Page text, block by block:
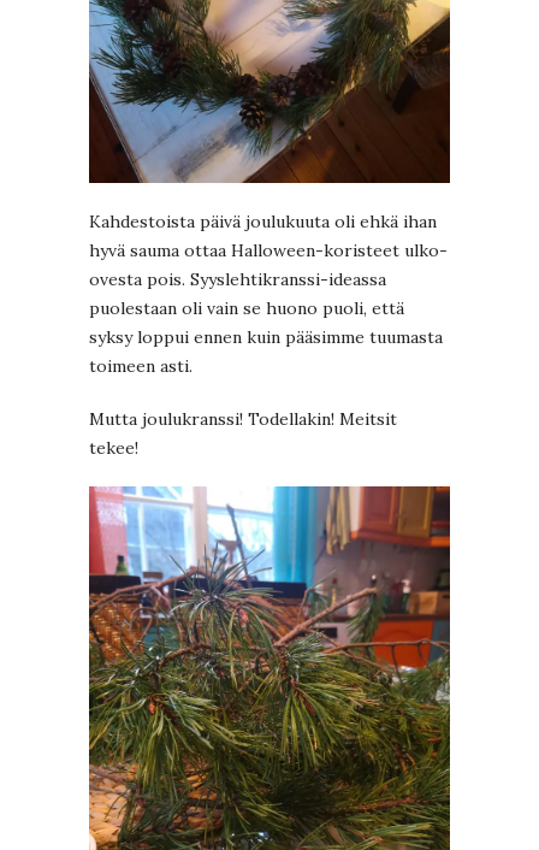
Kahdestoista päivä joulukuuta oli ehkä ihan
hyvä sauma ottaa Halloween-koristeet ulko-
ovesta pois. Syyslehtikranssi-ideassa
puolestaan oli vain se huono puoli, että
syksy loppui ennen kuin pääsimme tuumasta
toimeen asti.
Mutta joulukranssi! Todellakin! Meitsit
tekee!